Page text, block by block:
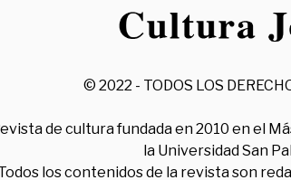
© 2022 - TODOS LOS
de cultura fundada en 2010 en el
la Universidad San
los contenidos de la revista son